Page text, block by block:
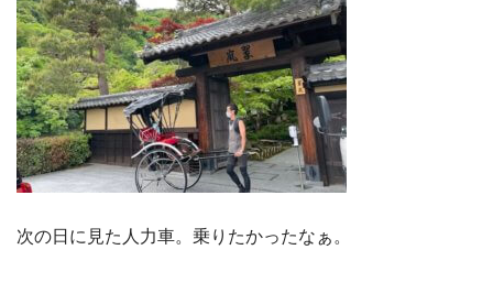
次の日に見た人力車。乗りたかったなぁ。